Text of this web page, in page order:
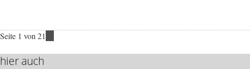
Seite 1 von 21
hier auch